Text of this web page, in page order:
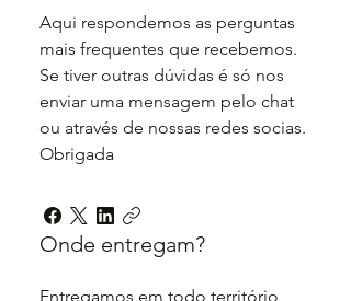
Aqui respondemos as perguntas
mais frequentes que recebemos.
Se tiver outras dúvidas é só nos
enviar uma mensagem pelo chat
ou através de nossas redes socias.
Obrigada
Onde entregam?
Entregamos em todo território